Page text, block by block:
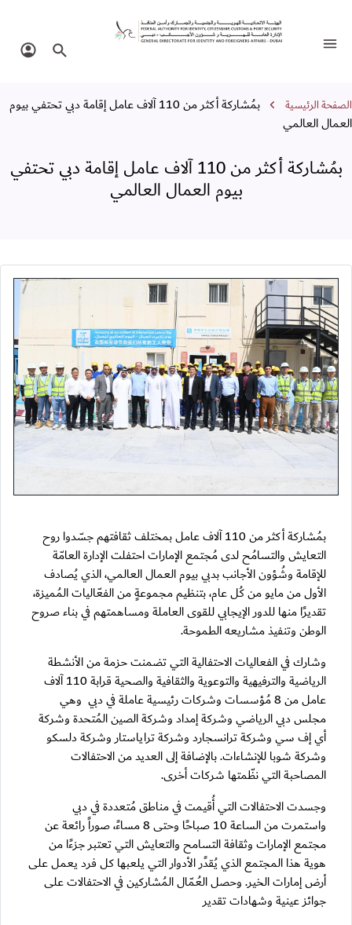
بمُشاركة أكثر من 110 آلاف عامل إقامة دبي تحتفي بيوم العمال العالمي
تبديل التنقل البحث في
مسار التنقل
الصفحة الرئيسية
بمُشاركة أكثر من 110 آلاف عامل إقامة دبي تحتفي بيوم
العمال العالمي
بمُشاركة أكثر من 110 آلاف عامل إقامة دبي تحتفي
بيوم العمال العالمي
بمُشاركة أكثر من 110 آلاف عامل بمختلف ثقافتهم جسّدوا روح
التعايش والتسامُح لدى مُجتمع الإمارات احتفلت الإدارة العامّة
للإقامة وشُؤون الأجانب بدبي بيوم العمال العالمي، الذي يُصادف
الأول من مايو من كُل عام، بتنظيم مجموعةٍ من الفعّاليات المُميزة،
تقديرًا منها للدور الإيجابي للقوى العاملة ومساهمتهم في بناء صروح
الوطن وتنفيذ مشاريعه الطموحة.
وشارك في الفعاليات الاحتفالية التي تضمنت حزمة من الأنشطة
الرياضية والترفيهية والتوعوية والثقافية والصحية قرابة 110 آلاف
عامل من 8 مُؤسسات وشركات رئيسية عاملة في دبي وهي
مجلس دبي الرياضي وشركة إمداد وشركة الصين المُتحدة وشركة
أي إف سي وشركة ترانسجارد وشركة تراياستار وشركة دلسكو
وشركة شوبا للإنشاءات. بالإضافة إلى العديد من الاحتفالات
المصاحبة التي نظّمتها شركات أخرى.
وجسدت الاحتفالات التي أُقيمت في مناطق مُتعددة في دبي
واستمرت من الساعة 10 صباحًا وحتى 8 مساءً، صوراً رائعة عن
مجتمع الإمارات وثقافة التسامح والتعايش التي تعتبر جزءًا من
هوية هذا المجتمع الذي يُقدًر الأدوار التي يلعبها كل فرد يعمل على
أرض إمارات الخير. وحصل العُمّال المُشاركين في الاحتفالات على
جوائز عينية وشهادات تقدير